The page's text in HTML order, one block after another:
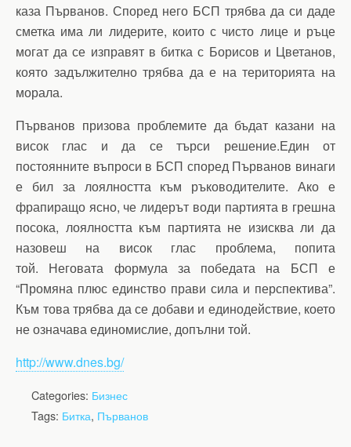
каза Първанов. Според него БСП трябва да си даде
сметка има ли лидерите, които с чисто лице и ръце
могат да се изправят в битка с Борисов и Цветанов,
която задължително трябва да е на територията на
морала.
Първанов призова проблемите да бъдат казани на
висок глас и да се търси решение.Един от
постоянните въпроси в БСП според Първанов винаги
е бил за лоялността към ръководителите. Ако е
фрапиращо ясно, че лидерът води партията в грешна
посока, лоялността към партията не изисква ли да
назовеш на висок глас проблема, попита
той. Неговата формула за победата на БСП е
“Промяна плюс единство прави сила и перспектива”.
Към това трябва да се добави и единодействие, което
не означава единомислие, допълни той.
http://www.dnes.bg/
Categories: Бизнес
Tags: Битка, Първанов